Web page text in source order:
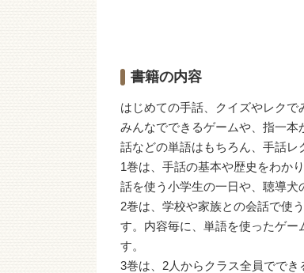
書籍の内容
はじめての手話、クイズやレクで
みんなでできるゲームや、指一
話などの単語はもちろん、手話レ
1巻は、手話の基本や歴史をわか
話を使う小学生の一日や、聴導犬
2巻は、学校や家族との会話で使
す。内容毎に、単語を使ったゲ
す。
3巻は、2人からクラス全員でで